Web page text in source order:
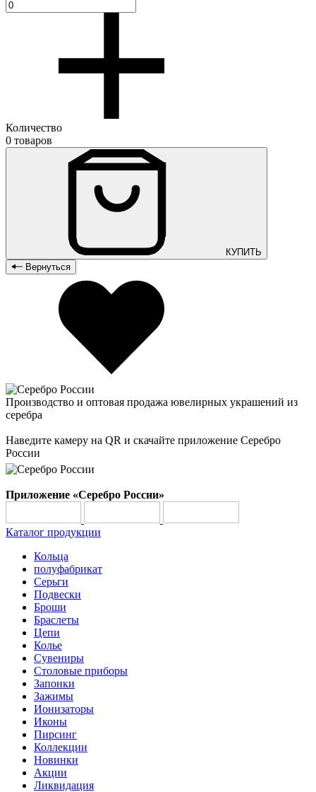
Количество
0 товаров
КУПИТЬ
Вернуться
Производство и оптовая продажа ювелирных украшений из
серебра
Наведите камеру на QR и скачайте приложение Серебро
России
Приложение «Серебро России»
Каталог продукции
Кольца
полуфабрикат
Серьги
Подвески
Броши
Браслеты
Цепи
Колье
Сувениры
Столовые приборы
Запонки
Зажимы
Ионизаторы
Иконы
Пирсинг
Коллекции
Новинки
Акции
Ликвидация